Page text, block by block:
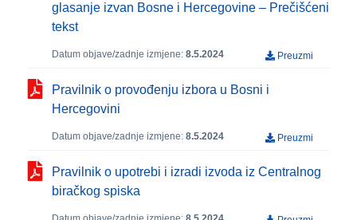
glasanje izvan Bosne i Hercegovine – Prečišćeni
tekst
Datum objave/zadnje izmjene: 8.5.2024 Preuzmi
Pravilnik o provođenju izbora u Bosni i
Hercegovini
Datum objave/zadnje izmjene: 8.5.2024 Preuzmi
Pravilnik o upotrebi i izradi izvoda iz Centralnog
biračkog spiska